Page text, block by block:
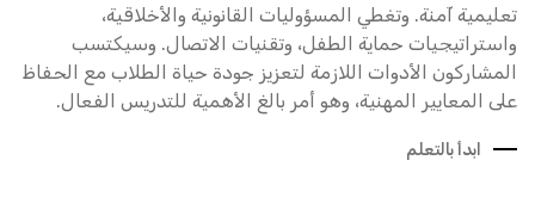
تعليمية آمنة. وتغطي المسؤوليات القانونية والأخلاقية،
واستراتيجيات حماية الطفل، وتقنيات الاتصال. وسيكتسب
المشاركون الأدوات اللازمة لتعزيز جودة حياة الطلاب مع الحفاظ
على المعايير المهنية، وهو أمر بالغ الأهمية للتدريس الفعال.
ابدأ بالتعلم